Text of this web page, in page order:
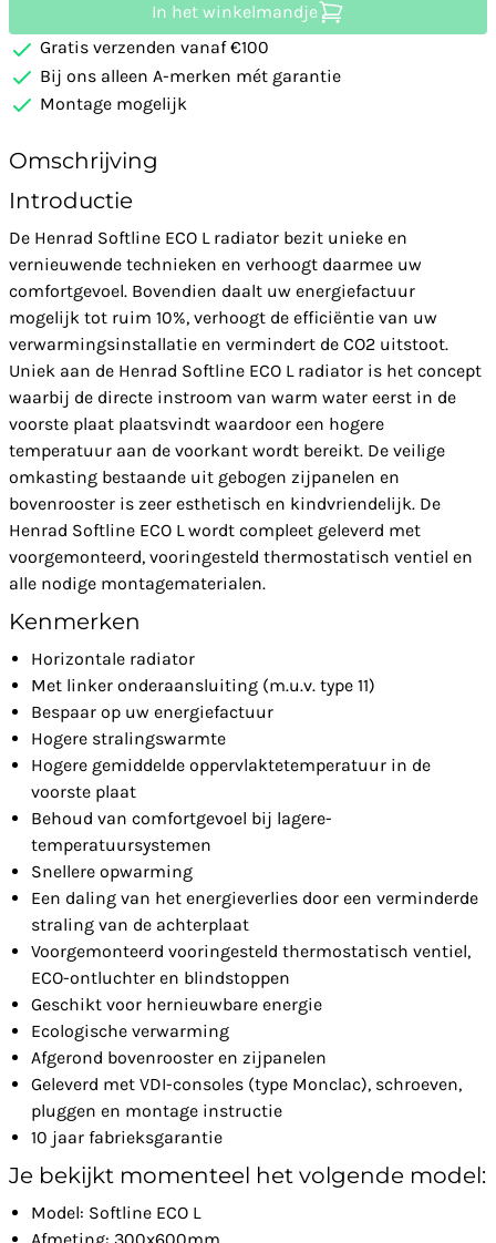
In het winkelmandje
Gratis verzenden vanaf €100
Bij ons alleen A-merken mét garantie
Montage mogelijk
Omschrijving
Introductie
De Henrad Softline ECO L radiator bezit unieke en
vernieuwende technieken en verhoogt daarmee uw
comfortgevoel. Bovendien daalt uw energiefactuur
mogelijk tot ruim 10%, verhoogt de efficiëntie van uw
verwarmingsinstallatie en vermindert de CO2 uitstoot.
Uniek aan de Henrad Softline ECO L radiator is het concept
waarbij de directe instroom van warm water eerst in de
voorste plaat plaatsvindt waardoor een hogere
temperatuur aan de voorkant wordt bereikt. De veilige
omkasting bestaande uit gebogen zijpanelen en
bovenrooster is zeer esthetisch en kindvriendelijk. De
Henrad Softline ECO L wordt compleet geleverd met
voorgemonteerd, vooringesteld thermostatisch ventiel en
alle nodige montagematerialen.
Kenmerken
Horizontale radiator
Met linker onderaansluiting (m.u.v. type 11)
Bespaar op uw energiefactuur
Hogere stralingswarmte
Hogere gemiddelde oppervlaktetemperatuur in de
voorste plaat
Behoud van comfortgevoel bij lagere-
temperatuursystemen
Snellere opwarming
Een daling van het energieverlies door een verminderde
straling van de achterplaat
Voorgemonteerd vooringesteld thermostatisch ventiel,
ECO-ontluchter en blindstoppen
Geschikt voor hernieuwbare energie
Ecologische verwarming
Afgerond bovenrooster en zijpanelen
Geleverd met VDI-consoles (type Monclac), schroeven,
pluggen en montage instructie
10 jaar fabrieksgarantie
Je bekijkt momenteel het volgende model:
Model: Softline ECO L